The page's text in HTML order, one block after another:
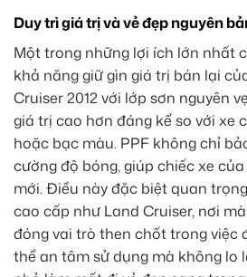
Duy trì giá trị và vẻ đẹp nguyên
Một trong những lợi ích lớn nhất
khả năng giữ gìn giá trị bán lại
Cruiser 2012 với lớp sơn nguyên
giá trị cao hơn đáng kể so với xe
hoặc bạc màu. PPF không chỉ
cường độ bóng, giúp chiếc xe
mới. Điều này đặc biệt quan
cao cấp như Land Cruiser, nơi
đóng vai trò then chốt trong việc
thể an tâm sử dụng mà không lo